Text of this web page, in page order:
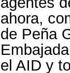
ahora,
de Peña
el AID y